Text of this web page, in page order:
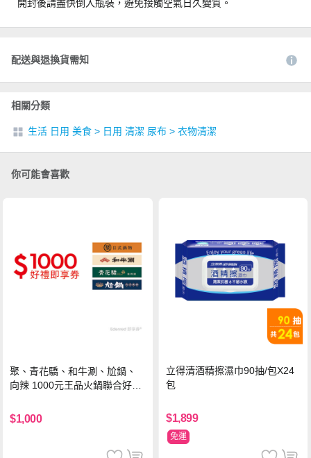
開封後請盡快倒入瓶裝，避免接觸空氣日久變質。
配送與退換貨需知
相關分類
生活 日用 美食 > 日用 清潔 尿布 > 衣物清潔
你可能會喜歡
聚、青花驕、和牛涮、尬鍋、
向辣 1000元王品火鍋聯合好禮
$1,000
立得清酒精擦濕巾90抽/包X24
包
$1,899
免運